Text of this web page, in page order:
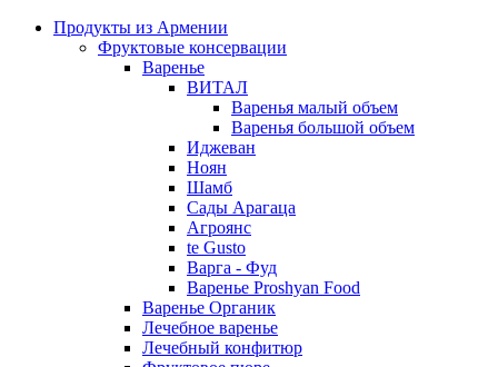
Продукты из Армении
Фруктовые консервации
Варенье
ВИТАЛ
Варенья малый объем
Варенья большой объем
Иджеван
Ноян
Шамб
Сады Арагаца
Агроянс
te Gusto
Варга - Фуд
Варенье Proshyan Food
Варенье Органик
Лечебное варенье
Лечебный конфитюр